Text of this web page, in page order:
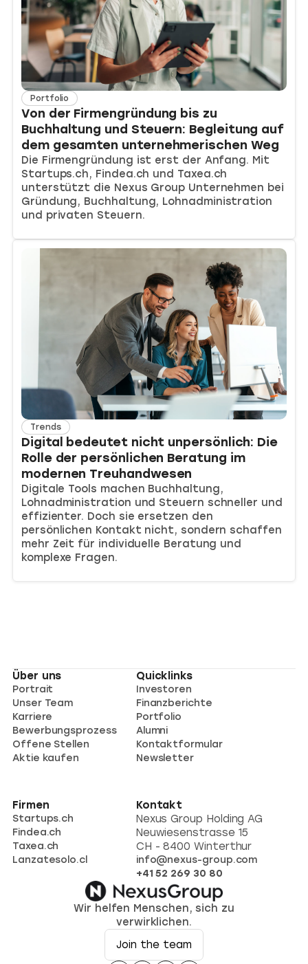
Portfolio
Von der Firmengründung bis zu
Buchhaltung und Steuern: Begleitung auf
dem gesamten unternehmerischen Weg
Die Firmengründung ist erst der Anfang. Mit
Startups.ch, Findea.ch und Taxea.ch
unterstützt die Nexus Group Unternehmen bei
Gründung, Buchhaltung, Lohnadministration
und privaten Steuern.
Trends
Digital bedeutet nicht unpersönlich: Die
Rolle der persönlichen Beratung im
modernen Treuhandwesen
Digitale Tools machen Buchhaltung,
Lohnadministration und Steuern schneller und
effizienter. Doch sie ersetzen den
persönlichen Kontakt nicht, sondern schaffen
mehr Zeit für individuelle Beratung und
komplexe Fragen.
Wir helfen Menschen, sich zu
verwirklichen.
Join the team
Über uns
Portrait
Unser Team
Karriere
Bewerbungsprozess
Offene Stellen
Aktie kaufen
Quicklinks
Investoren
Finanzberichte
Portfolio
Alumni
Kontaktformular
Newsletter
Firmen
Startups.ch
Findea.ch
Taxea.ch
Lanzatesolo.cl
Kontakt
Nexus Group Holding AG
Neuwiesenstrasse 15
CH - 8400 Winterthur
info@nexus-group.com
+41 52 269 30 80